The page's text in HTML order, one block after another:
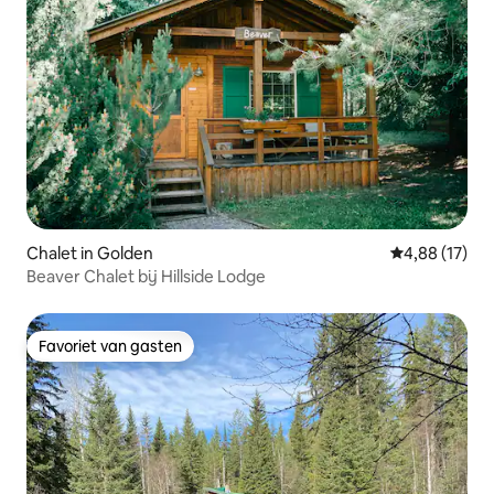
Chalet in Golden Gemiddelde
4,88 (17)
Beaver Chalet bij Hillside Lodge
Favoriet van gasten
Favoriet van gasten